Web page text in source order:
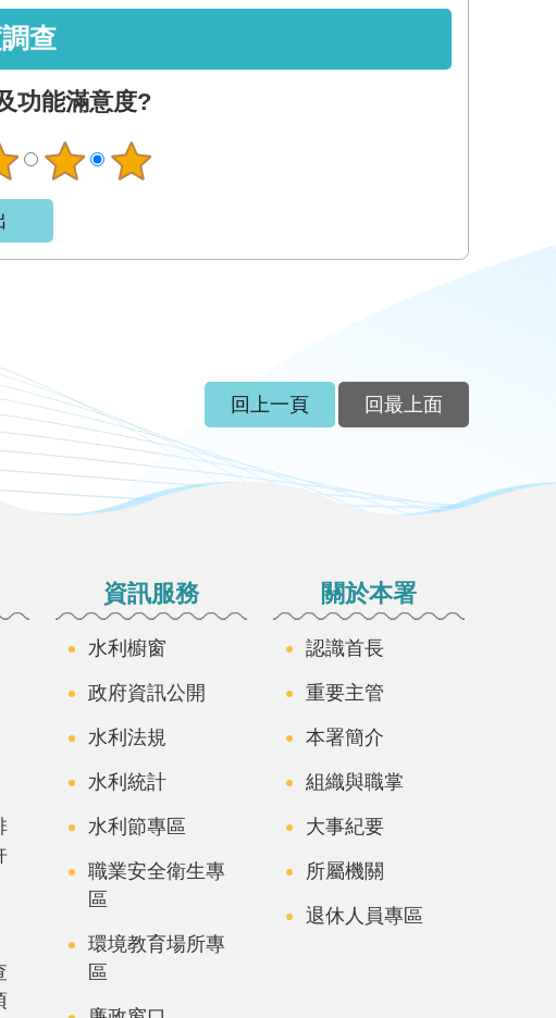
查
功能滿意度?
回上一頁 回最上面
資訊服務
水利櫥窗
政府資訊公開
水利法規
水利統計
水利節專區
職業安全衛生專
區
環境教育場所專
區
關於本署
認識首長
重要主管
本署簡介
組織與職掌
大事紀要
所屬機關
退休人員專區